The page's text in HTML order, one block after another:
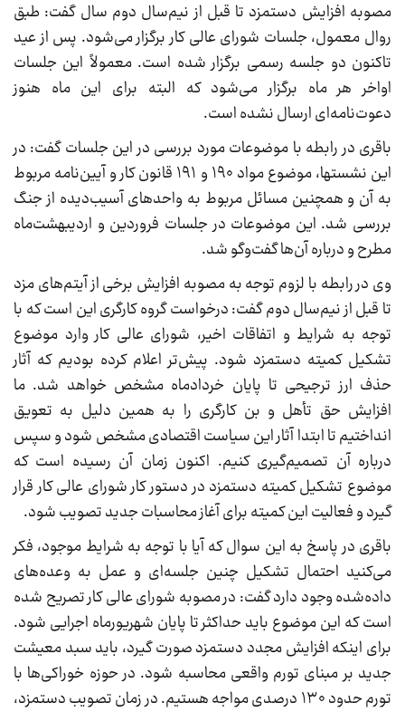
مصوبه افزایش دستمزد تا قبل از نیم‌سال دوم سال گفت: طبق
روال معمول، جلسات شورای عالی کار برگزار می‌شود. پس از عید
تاکنون دو جلسه رسمی برگزار شده است. معمولاً این جلسات
اواخر هر ماه برگزار می‌شود که البته برای این ماه هنوز
دعوت‌نامه‌ای ارسال نشده است.
باقری در رابطه با موضوعات مورد بررسی در این جلسات گفت: در
این نشستها، موضوع مواد ۱۹۰ و ۱۹۱ قانون کار و آیین‌نامه مربوط
به آن و همچنین مسائل مربوط به واحدهای آسیب‌دیده از جنگ
بررسی شد. این موضوعات در جلسات فروردین و اردیبهشت‌ماه
مطرح و درباره آن‌ها گفت‌وگو شد.
وی در رابطه با لزوم توجه به مصوبه افزایش برخی از آیتم‌های مزد
تا قبل از نیم‌سال دوم گفت: درخواست گروه کارگری این است که با
توجه به شرایط و اتفاقات اخیر، شورای عالی کار وارد موضوع
تشکیل کمیته دستمزد شود. پیش‌تر اعلام کرده بودیم که آثار
حذف ارز ترجیحی تا پایان خردادماه مشخص خواهد شد. ما
افزایش حق تأهل و بن کارگری را به همین دلیل به تعویق
انداختیم تا ابتدا آثار این سیاست اقتصادی مشخص شود و سپس
درباره آن تصمیم‌گیری کنیم. اکنون زمان آن رسیده است که
موضوع تشکیل کمیته دستمزد در دستور کار شورای عالی کار قرار
گیرد و فعالیت این کمیته برای آغاز محاسبات جدید تصویب شود.
باقری در پاسخ به این سوال که آیا با توجه به شرایط موجود، فکر
می‌کنید احتمال تشکیل چنین جلسه‌ای و عمل به وعده‌های
داده‌شده وجود دارد گفت: در مصوبه شورای عالی کار تصریح شده
است که این موضوع باید حداکثر تا پایان شهریورماه اجرایی شود.
برای اینکه افزایش مجدد دستمزد صورت گیرد، باید سبد معیشت
جدید بر مبنای تورم واقعی محاسبه شود. در حوزه خوراکی‌ها با
تورم حدود ۱۳۰ درصدی مواجه هستیم. در زمان تصویب دستمزد،